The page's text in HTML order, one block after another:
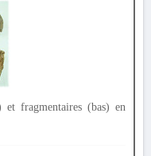
et fragmentaires (bas) en